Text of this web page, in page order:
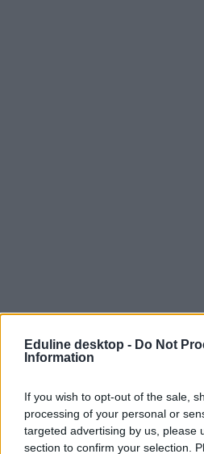
Eduline desktop - Do Not
Information
If you wish to opt-out of the sale,
processing of your personal or
targeted advertising by us, please
section to confirm your selection.